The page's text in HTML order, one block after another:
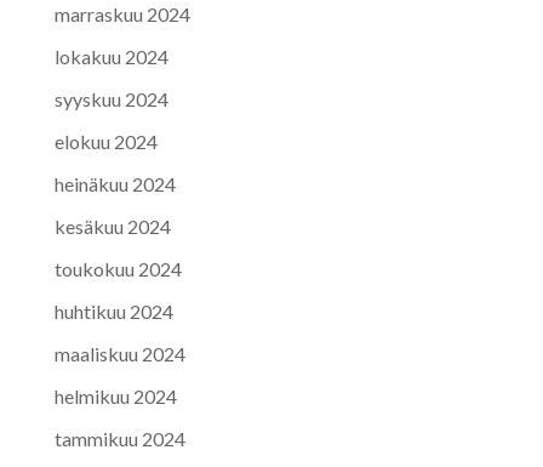
marraskuu 2024
lokakuu 2024
syyskuu 2024
elokuu 2024
heinäkuu 2024
kesäkuu 2024
toukokuu 2024
huhtikuu 2024
maaliskuu 2024
helmikuu 2024
tammikuu 2024